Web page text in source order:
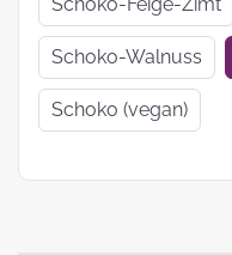
Schoko-Walnuss
Schoko (vegan)